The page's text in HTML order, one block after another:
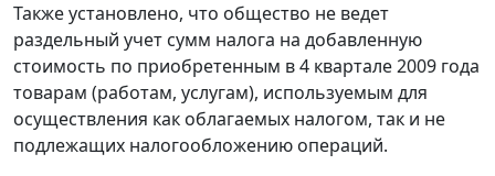
Также установлено, что общество не ведет
раздельный учет сумм налога на добавленную
стоимость по приобретенным в 4 квартале 2009 года
товарам (работам, услугам), используемым для
осуществления как облагаемых налогом, так и не
подлежащих налогообложению операций.